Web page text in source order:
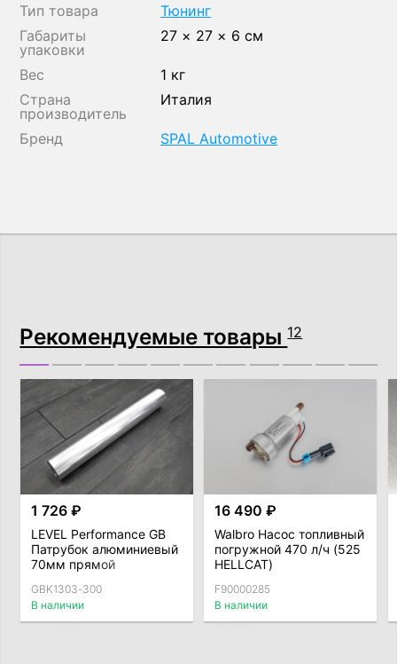
Тип товара
Тюнинг
Габариты
упаковки
27 × 27 × 6 см
Вес
1 кг
Страна
производитель
Италия
Бренд SPAL Automotive
Рекомендуемые товары12
1 726 ₽
LEVEL Performance GB
Патрубок алюминиевый
70мм прямой
GBK1303-300
В наличии
16 490 ₽
Walbro Насос топливный
погружной 470 л/ч (525
HELLCAT)
F90000285
В наличии